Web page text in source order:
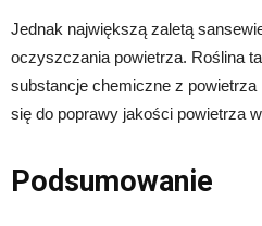
Jednak największą zaletą
oczyszczania powietrza. Roślina
substancje chemiczne z
się do poprawy jakości powietrza
Podsumowanie